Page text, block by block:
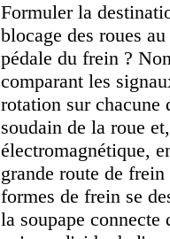
Formuler la
blocage des roues
pédale du frein ?
comparant les
rotation sur chacune
soudain de la roue
électromagnétique,
grande route de
formes de frein se
la soupape connecte